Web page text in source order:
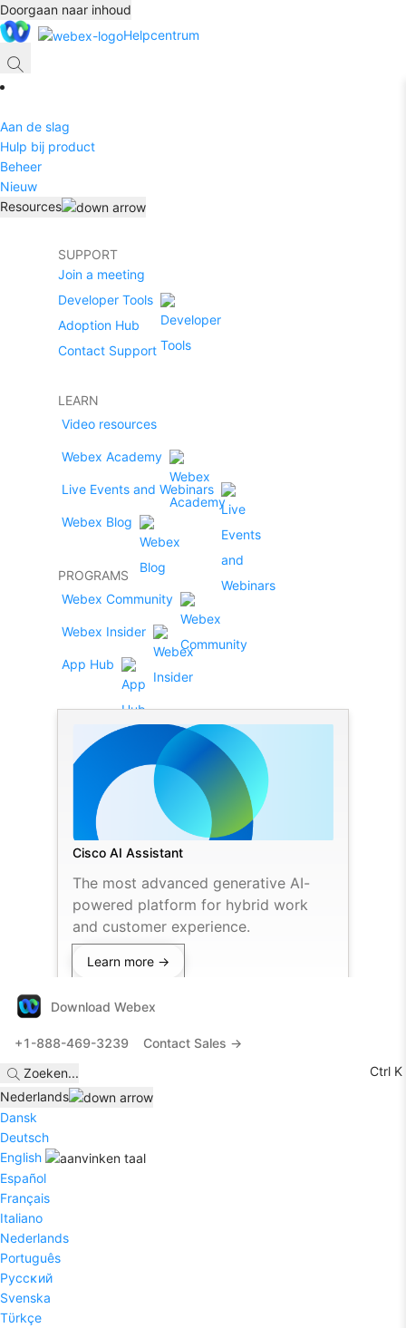
Doorgaan naar inhoud
Helpcentrum
Aan de slag
Hulp bij product
Beheer
Nieuw
Resources
SUPPORT
Join a meeting
Developer Tools
Adoption Hub
Contact Support
LEARN
Video resources
Webex Academy
Live Events and Webinars
Webex Blog
PROGRAMS
Webex Community
Webex Insider
App Hub
Cisco AI Assistant
The most advanced generative AI-
powered platform for hybrid work
and customer experience.
Learn more →
Download Webex
+1-888-469-3239
Contact Sales →
Zoeken...
Ctrl K
Nederlands
Dansk
Deutsch
English
Español
Français
Italiano
Nederlands
Português
Pyccĸий
Svenska
Tϋrkçe